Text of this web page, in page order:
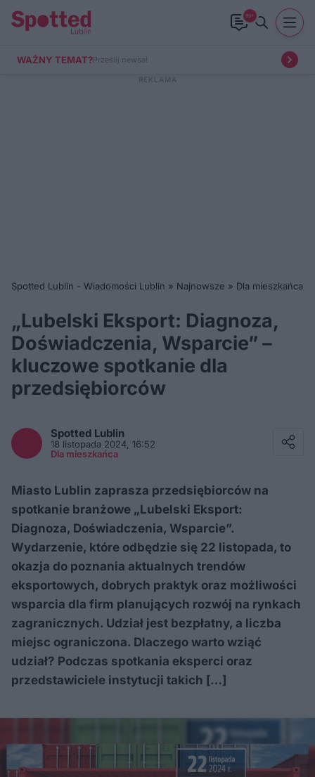
99+
WAŻNY TEMAT?Prześlij newsa!
Spotted Lublin - Wiadomości Lublin » Najnowsze » Dla mieszkańca
„Lubelski Eksport: Diagnoza,
Doświadczenia, Wsparcie” –
kluczowe spotkanie dla
przedsiębiorców
Spotted Lublin
18 listopada 2024, 16:52
Dla mieszkańca
Miasto Lublin zaprasza przedsiębiorców na
spotkanie branżowe „Lubelski Eksport:
Diagnoza, Doświadczenia, Wsparcie”.
Wydarzenie, które odbędzie się 22 listopada, to
okazja do poznania aktualnych trendów
eksportowych, dobrych praktyk oraz możliwości
wsparcia dla firm planujących rozwój na rynkach
zagranicznych. Udział jest bezpłatny, a liczba
miejsc ograniczona. Dlaczego warto wziąć
udział? Podczas spotkania eksperci oraz
przedstawiciele instytucji takich […]